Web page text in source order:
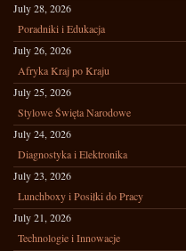
July 28, 2026
Poradniki i Edukacja
July 26, 2026
Afryka Kraj po Kraju
July 25, 2026
Stylowe Święta Narodowe
July 24, 2026
Diagnostyka i Elektronika
July 23, 2026
Lunchboxy i Posiłki do Pracy
July 21, 2026
Technologie i Innowacje